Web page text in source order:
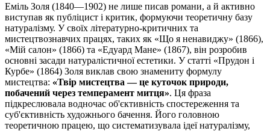
Еміль Золя (1840—1902) не лише писав романи, а й активно
виступав як публіцист і критик, формуючи теоретичну базу
натуралізму. У своїх літературно-критичних та
мистецтвознавчих працях, таких як «Що я ненавиджу» (1866),
«Мій салон» (1866) та «Едуард Мане» (1867), він розробив
основні засади натуралістичної естетики. У статті «Прудон і
Курбе» (1864) Золя виклав свою знамениту формулу
мистецтва: «Твір мистецтва — це куточок природи,
побачений через темперамент митця». Ця фраза
підкреслювала водночас об'єктивність спостереження та
суб'єктивність художнього бачення. Його головною
теоретичною працею, що систематизувала ідеї натуралізму,